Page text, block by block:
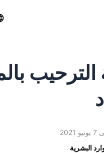
7 يونيو 2021
البشرية